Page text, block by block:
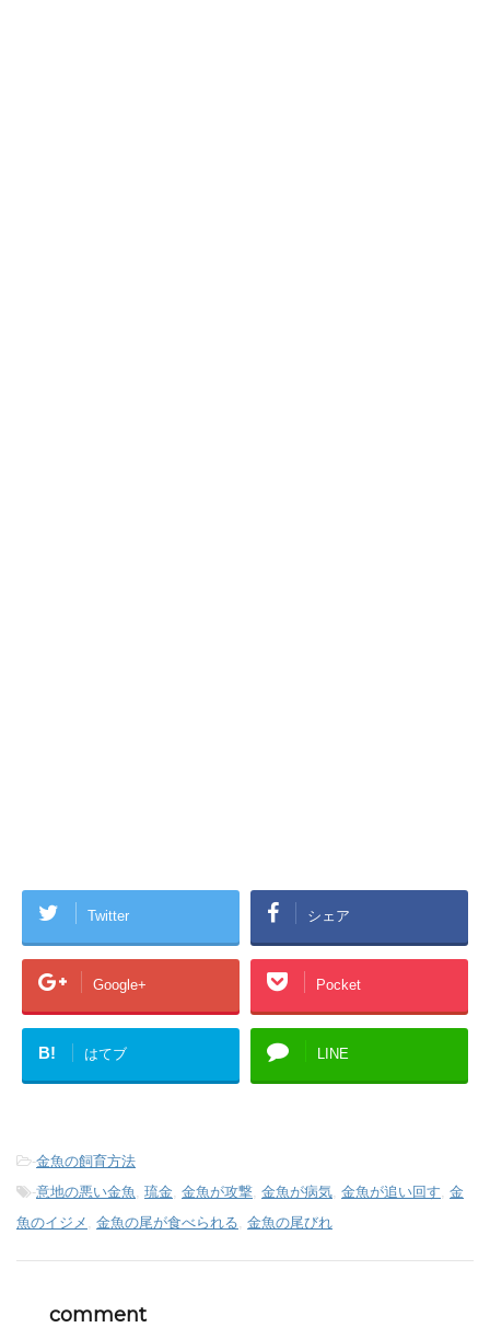
Twitter シェア
Google+ Pocket
B! はてブ LINE
-金魚の飼育方法
-意地の悪い金魚 琉金 金魚が攻撃 金魚が病気 金魚が追い回す 金
魚のイジメ
金魚の尾が食べられる 金魚の尾びれ
comment